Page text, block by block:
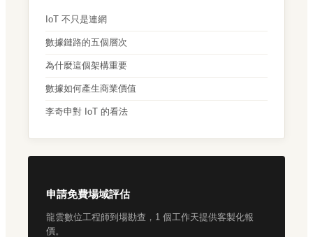
IoT 不只是連網
數據鏈路的五個層次
為什麼這個架構重要
數據如何產生商業價值
李奇申對 IoT 的看法
申請免費場域評估
龍雲數位工程師到場勘查，1 個工作天提供客製化報
價。